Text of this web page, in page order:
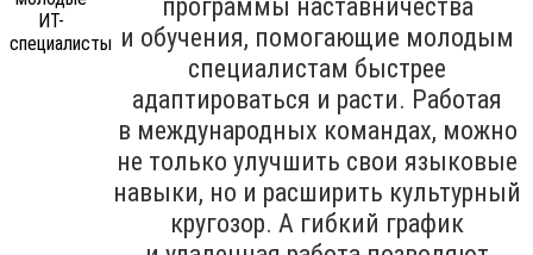
программы наставничества
и обучения, помогающие молодым
специалистам быстрее
адаптироваться и расти. Работая
в международных командах, можно
не только улучшить свои языковые
навыки, но и расширить культурный
кругозор. А гибкий график